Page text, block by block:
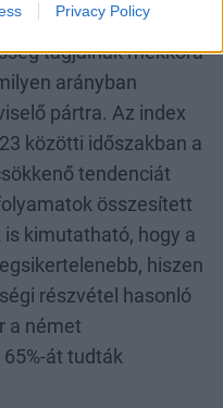
Privacy Policy
segítségével
tagjainak mekkora
arányban
pártra. Az index
közötti időszakban a
tendenciát
összesített
kimutatható, hogy a
hiszen
részvétel hasonló
a német
át tudták